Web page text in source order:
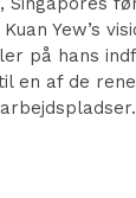
Yew’s
på hans
en af de